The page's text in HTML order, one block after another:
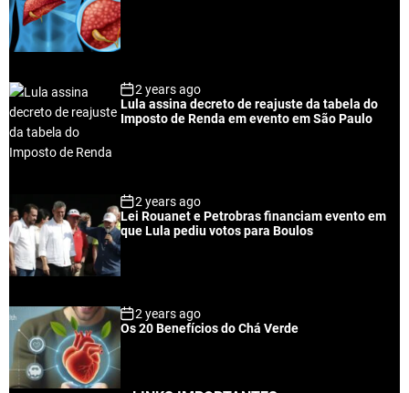
2 years ago
Lula assina decreto de reajuste da tabela do
Imposto de Renda em evento em São Paulo
2 years ago
Lei Rouanet e Petrobras financiam evento em
que Lula pediu votos para Boulos
2 years ago
Os 20 Benefícios do Chá Verde